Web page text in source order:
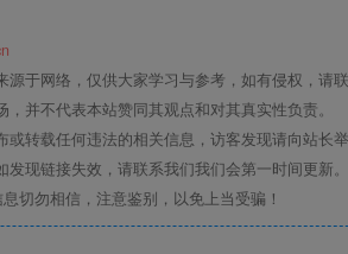
于网络，仅供大家学习与参考，如有侵权，请
并不代表本站赞同其观点和对其真实性负责。
或转载任何违法的相关信息，访客发现请向站长
现链接失效，请联系我们我们会第一时间更新。
切勿相信，注意鉴别，以免上当受骗！